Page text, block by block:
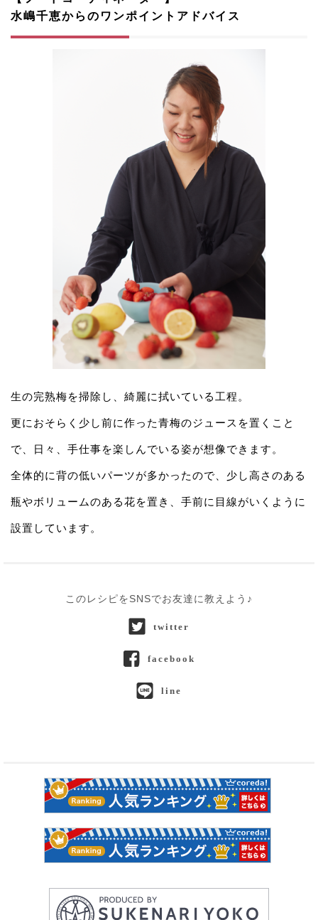
水嶋千恵からのワンポイントアドバイス
生の完熟梅を掃除し、綺麗に拭いている工程。
更におそらく少し前に作った青梅のジュースを置くこと
で、日々、手仕事を楽しんでいる姿が想像できます。
全体的に背の低いパーツが多かったので、少し高さのある
瓶やボリュームのある花を置き、手前に目線がいくように
設置しています。
このレシピをSNSでお友達に教えよう♪
twitter
facebook
line